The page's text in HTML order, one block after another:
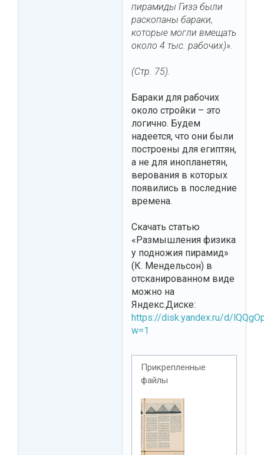
пирамиды Гизэ были
раскопаны бараки,
которые могли вмещать
около 4 тыс. рабочих)».
(Стр. 75).
Бараки для рабочих
около стройки – это
логично. Будем
надеется, что они были
построены для египтян,
а не для инопланетян,
верования в которых
появились в последние
времена.
Скачать статью
«Размышления физика
у подножия пирамид»
(К. Мендельсон) в
отсканированном виде
можно на
Яндекс.Диске:
https://disk.yandex.ru/d/
w=1
Прикрепленные
файлы